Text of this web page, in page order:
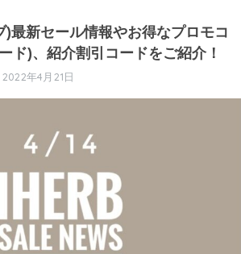
最新セール情報やお得なプロモコ
ド)、紹介割引コードをご紹介！
2022年4月21日